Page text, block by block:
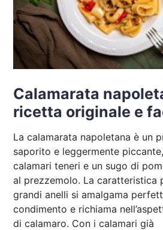
Calamarata
ricetta originale e
La calamarata napoletana è un
saporito e leggermente
calamari teneri e un sugo di
al prezzemolo. La caratteristica
grandi anelli si amalgama
condimento e richiama
di calamaro. Con i calamari già